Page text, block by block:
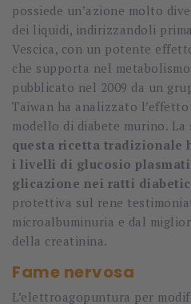
possiede un’azione molto
dei liquidi, indirizzandoli
Vescica, con un potente
che supporta nel
pubblicato nel 2009 da un
Taiwan ha analizzato l’effetto
modello di diabete murino. La
questa ricetta tradizionale
i livelli di glucosio
glicazione nei ratti
protettiva sul rene
microalbuminuria e dal
della creatinina.
Fame nervosa
L’elettroagopuntura per